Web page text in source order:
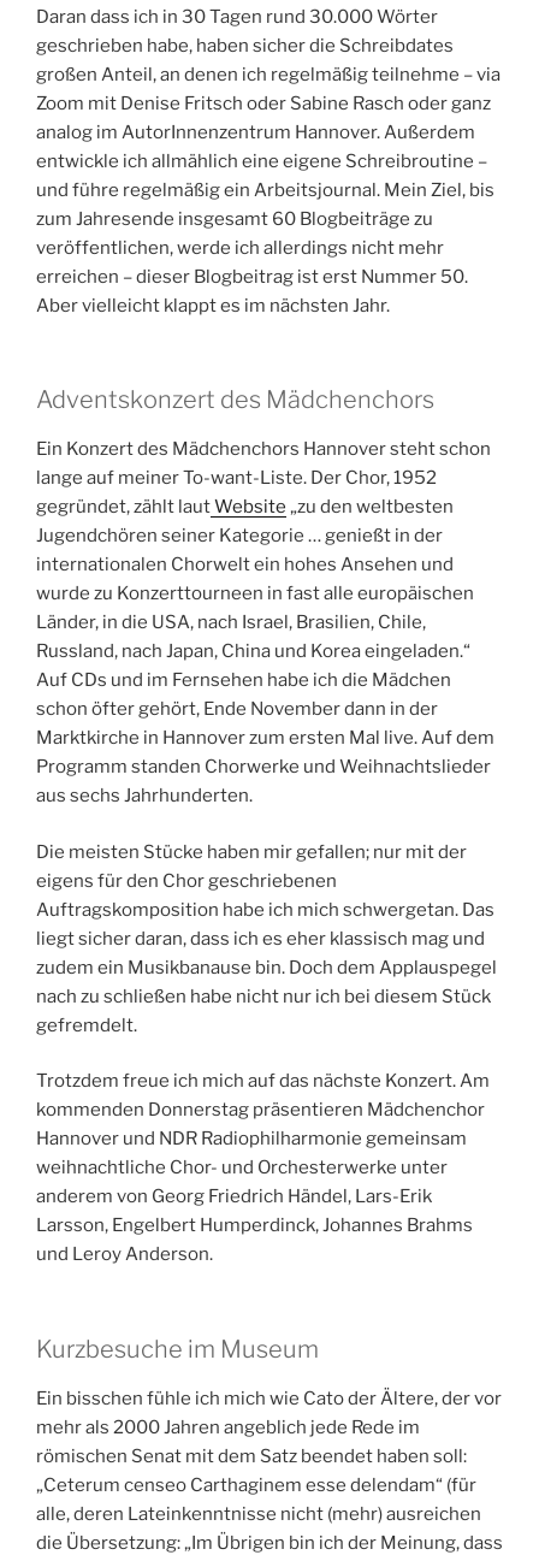
Daran dass ich in 30 Tagen rund 30.000 Wörter
geschrieben habe, haben sicher die Schreibdates
großen Anteil, an denen ich regelmäßig teilnehme – via
Zoom mit Denise Fritsch oder Sabine Rasch oder ganz
analog im AutorInnenzentrum Hannover. Außerdem
entwickle ich allmählich eine eigene Schreibroutine –
und führe regelmäßig ein Arbeitsjournal. Mein Ziel, bis
zum Jahresende insgesamt 60 Blogbeiträge zu
veröffentlichen, werde ich allerdings nicht mehr
erreichen – dieser Blogbeitrag ist erst Nummer 50.
Aber vielleicht klappt es im nächsten Jahr.
Adventskonzert des Mädchenchors
Ein Konzert des Mädchenchors Hannover steht schon
lange auf meiner To-want-Liste. Der Chor, 1952
gegründet, zählt lautWebsite „zu den weltbesten
Jugendchören seiner Kategorie … genießt in der
internationalen Chorwelt ein hohes Ansehen und
wurde zu Konzerttourneen in fast alle europäischen
Länder, in die USA, nach Israel, Brasilien, Chile,
Russland, nach Japan, China und Korea eingeladen.“
Auf CDs und im Fernsehen habe ich die Mädchen
schon öfter gehört, Ende November dann in der
Marktkirche in Hannover zum ersten Mal live. Auf dem
Programm standen Chorwerke und Weihnachtslieder
aus sechs Jahrhunderten.
Die meisten Stücke haben mir gefallen; nur mit der
eigens für den Chor geschriebenen
Auftragskomposition habe ich mich schwergetan. Das
liegt sicher daran, dass ich es eher klassisch mag und
zudem ein Musikbanause bin. Doch dem Applauspegel
nach zu schließen habe nicht nur ich bei diesem Stück
gefremdelt.
Trotzdem freue ich mich auf das nächste Konzert. Am
kommenden Donnerstag präsentieren Mädchenchor
Hannover und NDR Radiophilharmonie gemeinsam
weihnachtliche Chor- und Orchesterwerke unter
anderem von Georg Friedrich Händel, Lars-Erik
Larsson, Engelbert Humperdinck, Johannes Brahms
und Leroy Anderson.
Kurzbesuche im Museum
Ein bisschen fühle ich mich wie Cato der Ältere, der vor
mehr als 2000 Jahren angeblich jede Rede im
römischen Senat mit dem Satz beendet haben soll:
„Ceterum censeo Carthaginem esse delendam“ (für
alle, deren Lateinkenntnisse nicht (mehr) ausreichen
die Übersetzung: „Im Übrigen bin ich der Meinung, dass